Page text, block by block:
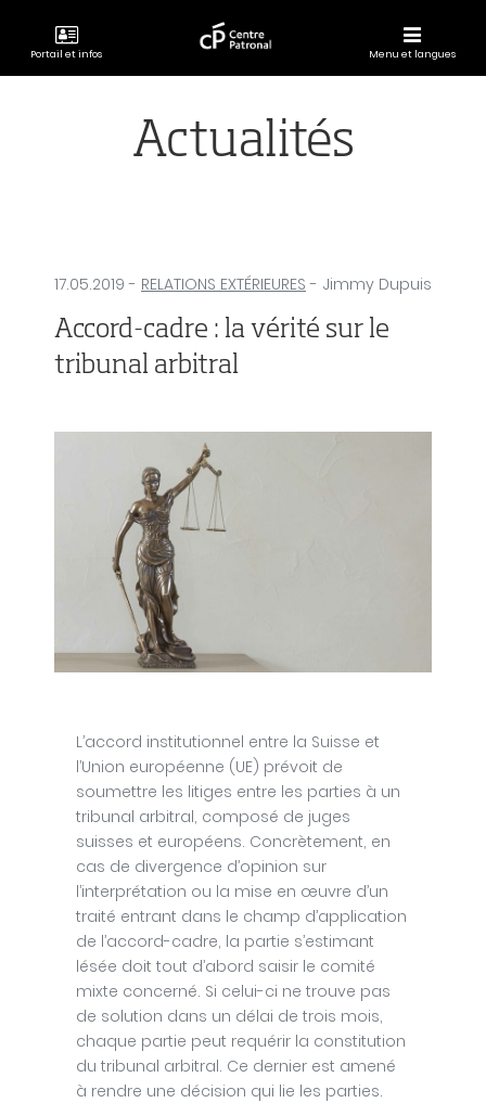
Portail et infos
CENTRE
Menu et langues
Actualités
17.05.2019 - RELATIONS EXTÉRIEURES - Jimmy Dupuis
Accord-cadre : la vérité sur le
tribunal arbitral
L’accord institutionnel entre la Suisse et
l’Union européenne (UE) prévoit de
soumettre les litiges entre les parties à un
tribunal arbitral, composé de juges
suisses et européens. Concrètement, en
cas de divergence d’opinion sur
l’interprétation ou la mise en œuvre d’un
traité entrant dans le champ d’application
de l’accord-cadre, la partie s’estimant
lésée doit tout d’abord saisir le comité
mixte concerné. Si celui-ci ne trouve pas
de solution dans un délai de trois mois,
chaque partie peut requérir la constitution
du tribunal arbitral. Ce dernier est amené
à rendre une décision qui lie les parties.